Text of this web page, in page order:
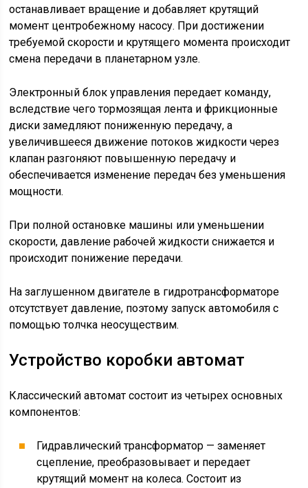
останавливает вращение и добавляет крутящий
момент центробежному насосу. При достижении
требуемой скорости и крутящего момента происходит
смена передачи в планетарном узле.
Электронный блок управления передает команду,
вследствие чего тормозящая лента и фрикционные
диски замедляют пониженную передачу, а
увеличившееся движение потоков жидкости через
клапан разгоняют повышенную передачу и
обеспечивается изменение передач без уменьшения
мощности.
При полной остановке машины или уменьшении
скорости, давление рабочей жидкости снижается и
происходит понижение передачи.
На заглушенном двигателе в гидротрансформаторе
отсутствует давление, поэтому запуск автомобиля с
помощью толчка неосуществим.
Устройство коробки автомат
Классический автомат состоит из четырех основных
компонентов:
Гидравлический трансформатор — заменяет
сцепление, преобразовывает и передает
крутящий момент на колеса. Состоит из